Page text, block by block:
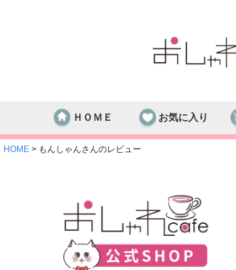
ＨＯＭＥ お気に入り
HOME もんしゃんさんのレビュー